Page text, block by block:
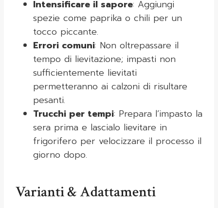
Intensificare il sapore: Aggiungi
spezie come paprika o chili per un
tocco piccante.
Errori comuni: Non oltrepassare il
tempo di lievitazione; impasti non
sufficientemente lievitati
permetteranno ai calzoni di risultare
pesanti.
Trucchi per tempi: Prepara l’impasto la
sera prima e lascialo lievitare in
frigorifero per velocizzare il processo il
giorno dopo.
Varianti & Adattamenti